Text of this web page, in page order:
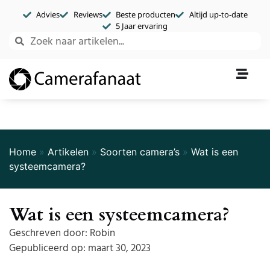
Advies Reviews Beste producten
Altijd up-to-date
5 Jaar ervaring
Home » Artikelen » Soorten camera’s » Wat is een
systeemcamera?
Wat is een systeemcamera?
Geschreven door: Robin
Gepubliceerd op: maart 30, 2023